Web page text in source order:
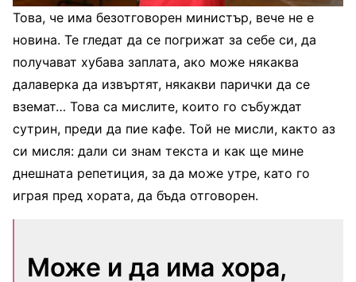
Това, че има безотговорен министър, вече не е
новина. Те гледат да се погрижат за себе си, да
получават хубава заплата, ако може някаква
далаверка да извъртят, някакви парички да се
вземат… Това са мислите, които го събуждат
сутрин, преди да пие кафе. Той не мисли, както аз
си мисля: дали си знам текста и как ще мине
днешната репетиция, за да може утре, като го
играя пред хората, да бъда отговорен.
Може и да има хора,